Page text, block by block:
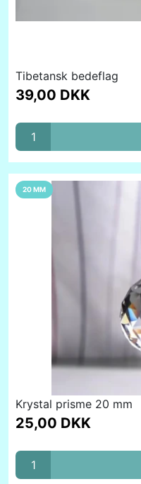
Tibetansk bedeflag
39,00 DKK
20 MM
Krystal prisme 20 mm
25,00 DKK